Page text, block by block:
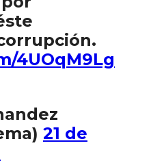
4UOqM9Lg
21 de